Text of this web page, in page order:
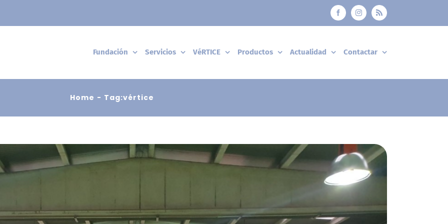
FacebookInstagramRss
Fundación Servicios VéRTICE Productos Actualidad Contactar
Home Tag:vértice